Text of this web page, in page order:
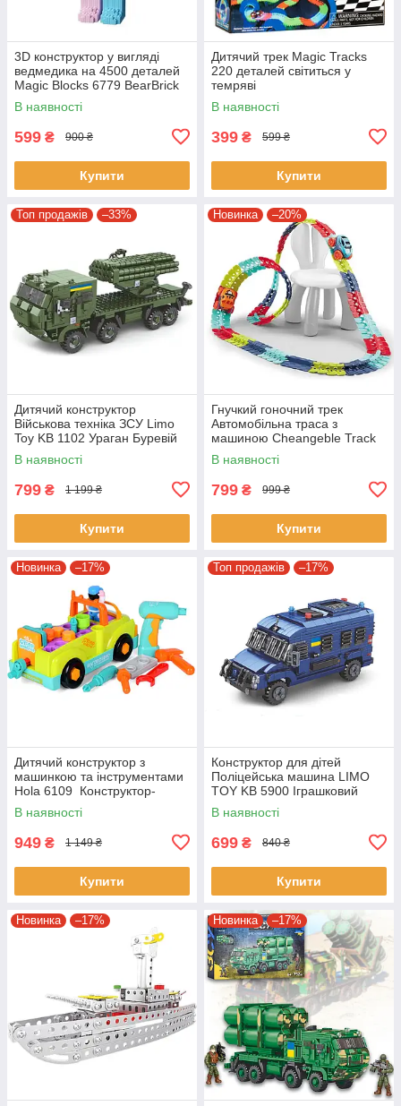
3D конструктор у вигляді
ведмедика на 4500 деталей
Magic Blocks 6779 BearBrick
Конструктор ведмежа для
дітей
В наявності
599 ₴ 900 ₴
Купити
Дитячий трек Magic Tracks
220 деталей світиться у
темряві
В наявності
399 ₴ 599 ₴
Купити
Топ продажів –33%
Дитячий конструктор
Військова техніка ЗСУ Limo
Toy KB 1102 Ураган Буревій
700 деталей
В наявності
799 ₴ 1 199 ₴
Купити
Новинка –20%
Гнучкий гоночний трек
Автомобільна траса з
машиною Cheangeble Track
на 138 деталей
В наявності
799 ₴ 999 ₴
Купити
Новинка –17%
Дитячий конструктор з
машинкою та інструментами
Hola 6109 Конструктор-
машинка з музичними
ефектами
В наявності
949 ₴ 1 149 ₴
Купити
Топ продажів –17%
Конструктор для дітей
Поліцейська машина LIMO
TOY KB 5900 Іграшковий
набір на 505 деталей
В наявності
699 ₴ 840 ₴
Купити
Новинка –17% Новинка –17%